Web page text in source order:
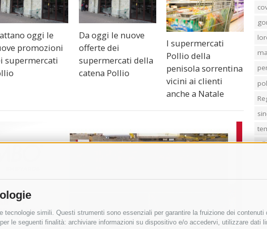
tecnologie simili. Questi strumenti sono essenziali per garantire la fruizione dei
le seguenti finalità: archiviare informazioni su dispositivo e/o accedervi, utilizzare dati
oggi le
promozioni
supermercati
Da oggi le nuove
offerte dei
supermercati della
catena Pollio
I supermercati
Pollio della
penisola sorrentina
vicini ai clienti
anche a Natale